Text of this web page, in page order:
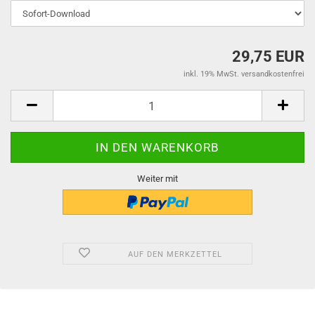
29,75 EUR
inkl. 19% MwSt. versandkostenfrei
Weiter mit
AUF DEN MERKZETTEL